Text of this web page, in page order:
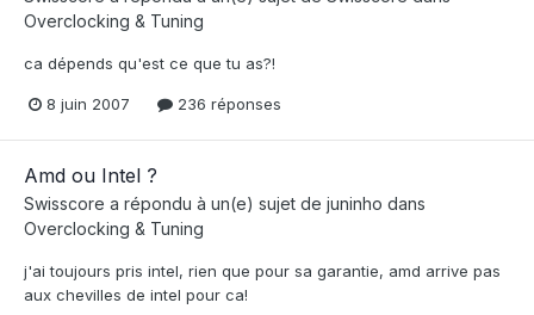
Overclocking & Tuning
ca dépends qu'est ce que tu as?!
8 juin 2007 236 réponses
Amd ou Intel ?
Swisscore a répondu à un(e) sujet de juninho dans
Overclocking & Tuning
j'ai toujours pris intel, rien que pour sa garantie, amd arrive pas
aux chevilles de intel pour ca!